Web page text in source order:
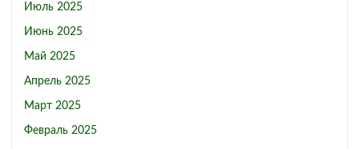
Июль 2025
Июнь 2025
Май 2025
Апрель 2025
Март 2025
Февраль 2025